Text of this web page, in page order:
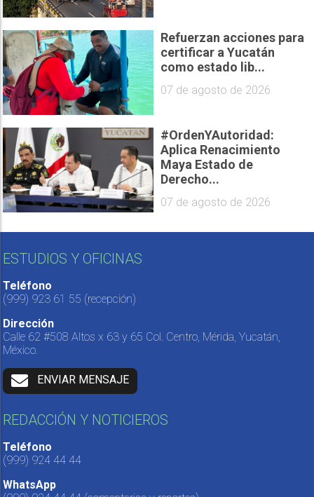
Refuerzan acciones para
certificar a Yucatán
como estado lib...
07 de agosto de 2026
#OrdenYAutoridad:
Aplica Renacimiento
Maya Estado de
Derecho...
07 de agosto de 2026
ESTUDIOS Y OFICINAS
Teléfono
(999) 923 61 55 (recepción)
Dirección
Calle 62 #508 Altos x 63 y 65 Col. Centro, Mérida, Yucatán,
México.
ENVIAR MENSAJE
REDACCIÓN Y NOTICIEROS
Teléfono
(999) 924 44 44
WhatsApp